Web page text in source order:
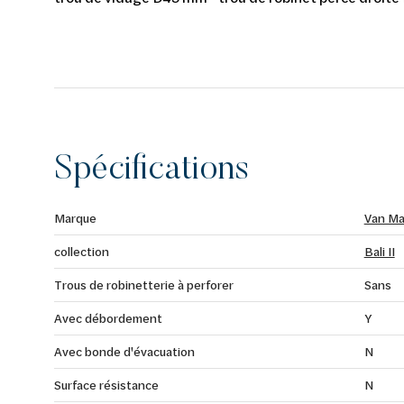
Spécifications
Marque
Van
collection
Bali II
Trous de robinetterie à perforer
Sans
Avec débordement
Y
Avec bonde d'évacuation
N
Surface résistance
N